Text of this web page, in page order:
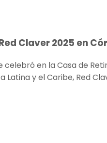
Claver 2025 en
celebró en la Casa de
Latina y el Caribe, Red